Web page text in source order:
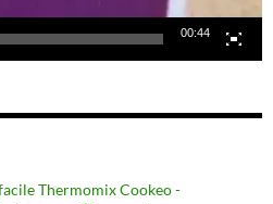
00:44
Thermomix Cookeo -